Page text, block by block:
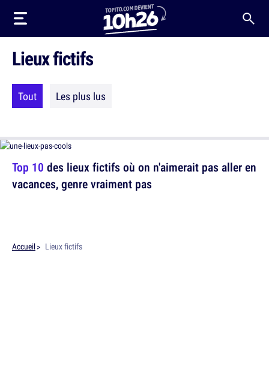
Lieux fictifs
Tout Les plus lus
Top 10 des lieux fictifs où on n'aimerait pas aller en
vacances, genre vraiment pas
Accueil Lieux fictifs